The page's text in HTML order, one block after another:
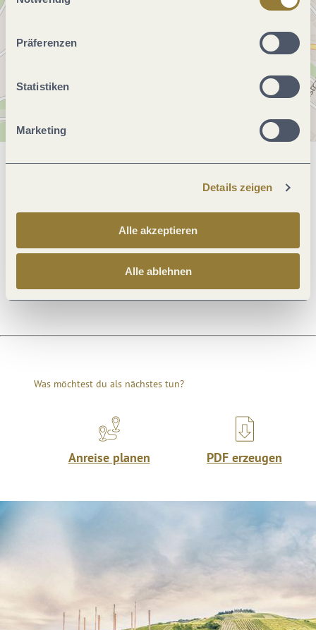
ablehnen" kann es zu Beeinträchtigungen in der Nutzung
Präferenzen
Statistiken
Marketing
Details zeigen
Alle akzeptieren
Alle ablehnen
Preisinformationen
Was möchtest du als nächstes tun?
Anreise planen PDF erzeugen